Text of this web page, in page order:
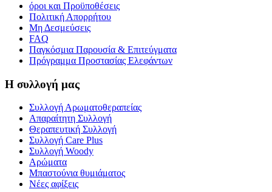
όροι και Προϋποθέσεις
Πολιτική Απορρήτου
Μη Δεσμεύσεις
FAQ
Παγκόσμια Παρουσία & Επιτεύγματα
Πρόγραμμα Προστασίας Ελεφάντων
Η συλλογή μας
Συλλογή Αρωματοθεραπείας
Απαραίτητη Συλλογή
Θεραπευτική Συλλογή
Συλλογή Care Plus
Συλλογή Woody
Αρώματα
Μπαστούνια θυμιάματος
Νέες αφίξεις